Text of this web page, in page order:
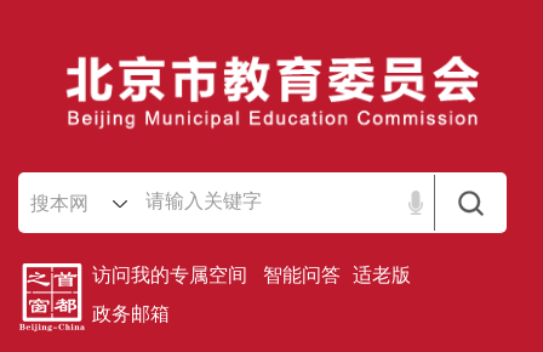
搜本网
访问我的专属空间 智能问答 适老版
政务邮箱